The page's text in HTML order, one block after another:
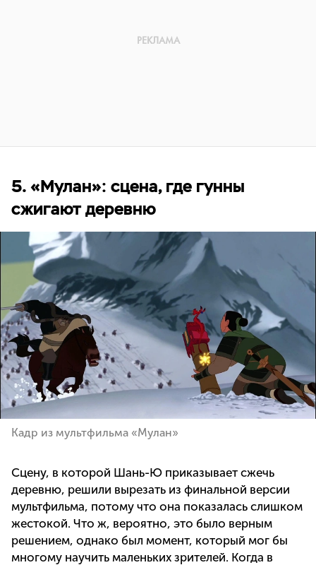
5. «Мулан»: сцена, где гунны
сжигают деревню
Кадр из мультфильма «Мулан»
Сцену, в которой Шань-Ю приказывает сжечь
деревню, решили вырезать из финальной версии
мультфильма, потому что она показалась слишком
жестокой. Что ж, вероятно, это было верным
решением, однако был момент, который мог бы
многому научить маленьких зрителей. Когда в